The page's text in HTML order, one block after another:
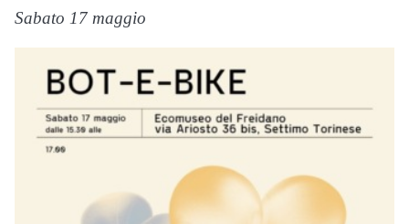
Sabato 17 maggio